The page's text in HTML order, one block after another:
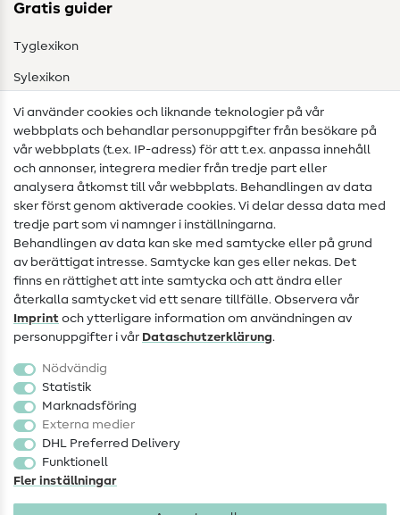
Gratis guider
Tyglexikon
Sylexikon
Sömnadsinstruktioner
Hjälp & kontakt
Kontakt
Information om byte av operatör
FAQ
Ångerrätt
Populärt
Sytillbehör
Rea
Vi använder cookies och liknande teknologier på vår
webbplats och behandlar personuppgifter från besökare på
vår webbplats (t.ex. IP-adress) för att t.ex. anpassa innehåll
och annonser, integrera medier från tredje part eller
analysera åtkomst till vår webbplats. Behandlingen av data
sker först genom aktiverade cookies. Vi delar dessa data med
tredje part som vi namnger i inställningarna.
Behandlingen av data kan ske med samtycke eller på grund
av berättigat intresse. Samtycke kan ges eller nekas. Det
finns en rättighet att inte samtycka och att ändra eller
återkalla samtycket vid ett senare tillfälle. Observera vår
Imprint och ytterligare information om användningen av
personuppgifter i vår Data­schutz­erklärung.
Nödvändig
Statistik
Marknadsföring
Externa medier
DHL Preferred Delivery
Funktionell
Fler inställningar